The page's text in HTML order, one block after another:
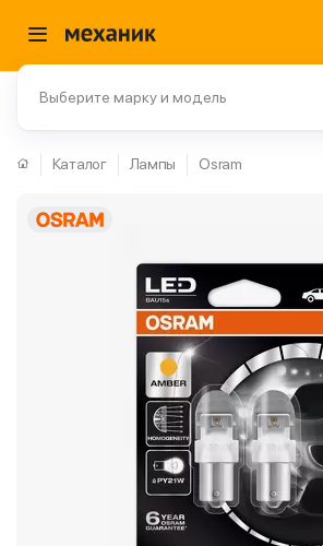
Выберите марку и модель
Каталог Лампы Osram